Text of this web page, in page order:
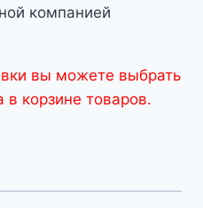
компанией
вы можете выбрать
в корзине товаров.